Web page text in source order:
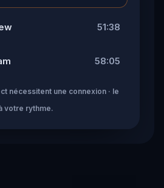
51:38
58:05
nécessitent une connexion · le
votre rythme.